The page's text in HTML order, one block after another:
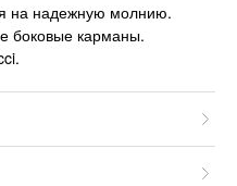
на надежную молнию.
боковые карманы.